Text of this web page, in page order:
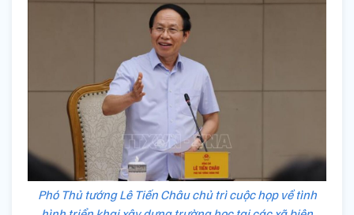
Phó Thủ tướng Lê Tiến Châu chủ trì cuộc họp về tình